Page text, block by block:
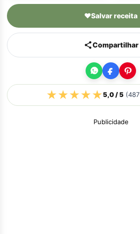
♥Salvar receita
Compartilhar
★★★★★5,0/ 5 (487
Publicidade